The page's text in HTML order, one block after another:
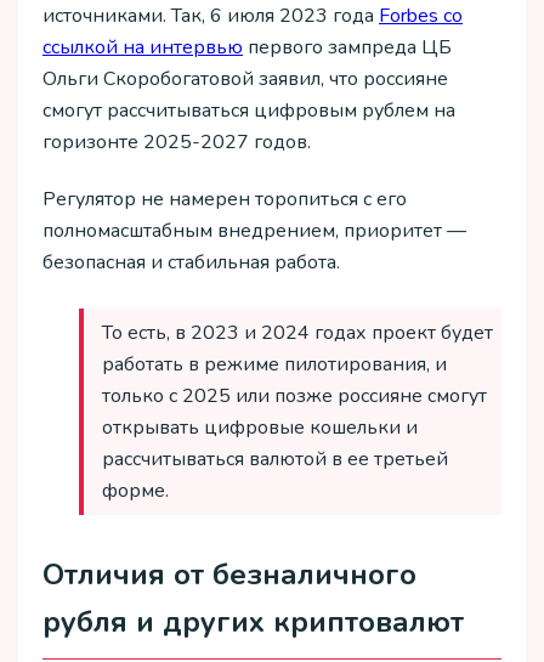
источниками. Так, 6 июля 2023 года Forbes со
ссылкой на интервью первого зампреда ЦБ
Ольги Скоробогатовой заявил, что россияне
смогут рассчитываться цифровым рублем на
горизонте 2025-2027 годов.
Регулятор не намерен торопиться с его
полномасштабным внедрением, приоритет —
безопасная и стабильная работа.
То есть, в 2023 и 2024 годах проект будет
работать в режиме пилотирования, и
только с 2025 или позже россияне смогут
открывать цифровые кошельки и
рассчитываться валютой в ее третьей
форме.
Отличия от безналичного
рубля и других криптовалют